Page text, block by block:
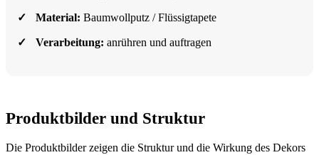
Material: Baumwollputz / Flüssigtapete
Verarbeitung: anrühren und auftragen
Produktbilder und Struktur
Die Produktbilder zeigen die Struktur und die Wirkung des Dekors